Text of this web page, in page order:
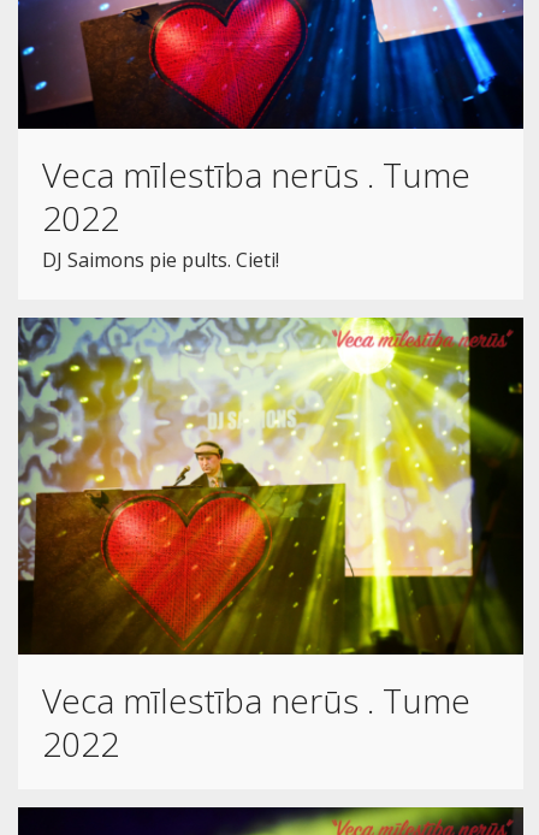
Veca mīlestība nerūs . Tume
2022
DJ Saimons pie pults. Cieti!
Veca mīlestība nerūs . Tume
2022